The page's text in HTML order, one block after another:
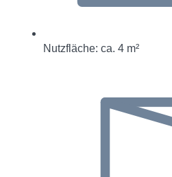
Nutzfläche: ca. 4 m²